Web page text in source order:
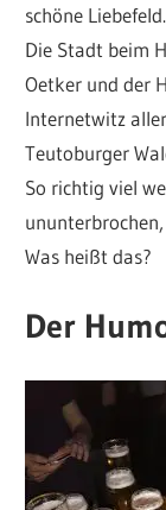
schöne Liebefeld.
Die Stadt beim
Oetker und der
Internetwitz
Teutoburger
So richtig viel
ununterbrochen,
Was heißt das?
Der